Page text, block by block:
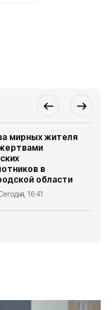
мирных жителя
в
области
16:41